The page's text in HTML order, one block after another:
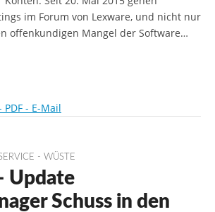
im Forum von Lexware, und nicht nur
offenkundigen Mangel der Software…
- E-Mail
- WÜSTE
Update
Schuss in den